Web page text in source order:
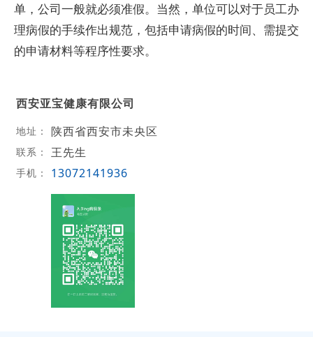
单，公司一般就必须准假。当然，单位可以对于员工办
理病假的手续作出规范，包括申请病假的时间、需提交
的申请材料等程序性要求。
西安亚宝健康有限公司
地址： 陕西省西安市未央区
联系： 王先生
手机： 13072141936